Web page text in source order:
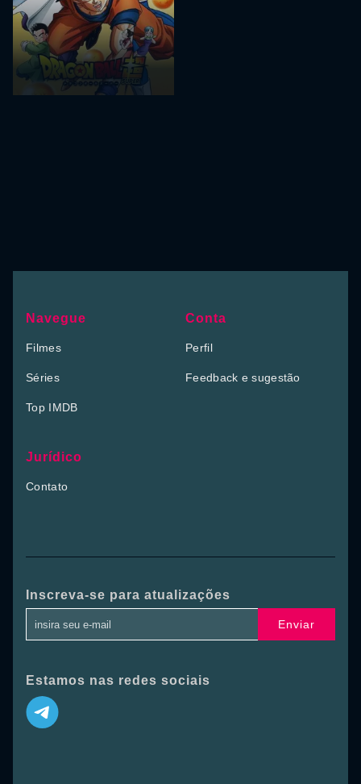
Navegue
Filmes
Séries
Top IMDB
Conta
Perfil
Feedback e sugestão
Jurídico
Contato
Inscreva-se para atualizações
Enviar
Estamos nas redes sociais